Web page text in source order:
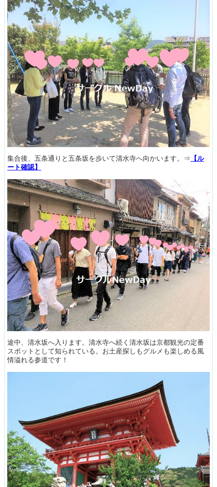
集合後、五条通りと五条坂を歩いて清水寺へ向かいます。⇒ 【ル
ート確認】
途中、清水坂へ入ります。清水寺へ続く清水坂は京都観光の定番
スポットとして知られている。お土産探しもグルメも楽しめる風
情溢れる参道です！